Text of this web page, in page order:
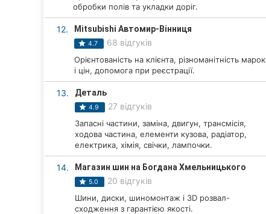
обробки полів та укладки доріг.
12. Mitsubishi Автомир-Вінниця
4.7 68 відгуків
Орієнтованість на клієнта, різноманітність марок
і цін, допомога при реєстрації.
13. Деталь
4.9 27 відгуків
Запасні частини, заміна, двигун, трансмісія,
ходова частина, елементи кузова, радіатор,
електрика, хімія, свічки, лампочки.
14. Магазин шин на Богдана Хмельницького
5.0 20 відгуків
Шини, диски, шиномонтаж і 3D розвал-
сходження з гарантією якості.